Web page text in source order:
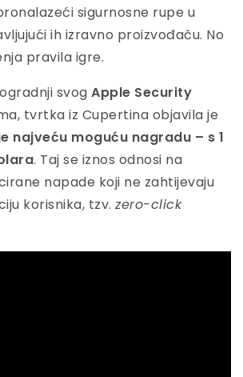
sigurnosne rupe u
ih izravno proizvođaču. No
pravila igre.
svog Apple Security
tvrtka iz Cupertina objavila je
najveću moguću nagradu – s 1
. Taj se iznos odnosi na
napade koji ne zahtijevaju
korisnika, tzv. zero-click